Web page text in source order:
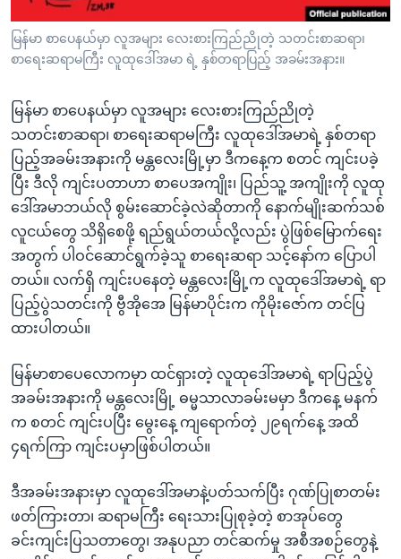
ကြည့်
ရန်
ရန်
နေရာ
ကျော်
ရန်
မြန်မာ စာပေနယ်မှာ လူအများ လေးစားကြည်ညိုတဲ့ သတင်းစာဆရာ၊
စာရေးဆရာမကြီး လူထုဒေါ်အမာ ရဲ့ နှစ်တရာပြည့် အခမ်းအနား။
မြန်မာ စာပေနယ်မှာ လူအများ လေးစားကြည်ညိုတဲ့
သတင်းစာဆရာ၊ စာရေးဆရာမကြီး လူထုဒေါ်အမာရဲ့ နှစ်တရာ
ပြည့်အခမ်းအနားကို မန္တလေးမြို့မှာ ဒီကနေ့က စတင် ကျင်းပခဲ့
ပြီး ဒီလို ကျင်းပတာဟာ စာပေအကျိုး၊ ပြည်သူ့ အကျိုးကို လူထု
ဒေါ်အမာဘယ်လို စွမ်းဆောင်ခဲ့လဲဆိုတာကို နောက်မျိုးဆက်သစ်
လူငယ်တွေ သိရှိစေဖို့ ရည်ရွယ်တယ်လို့လည်း ပွဲဖြစ်မြောက်ရေး
အတွက် ပါဝင်ဆောင်ရွက်ခဲ့သူ စာရေးဆရာ သင့်နော်က ပြောပါ
တယ်။ လက်ရှိ ကျင်းပနေတဲ့ မန္တလေးမြို့က လူထုဒေါ်အမာရဲ့ ရာ
ပြည့်ပွဲသတင်းကို ဗွီအိုအေ မြန်မာပိုင်းက ကိုမိုးဇော်က တင်ပြ
ထားပါတယ်။
မြန်မာစာပေလောကမှာ ထင်ရှားတဲ့ လူထုဒေါ်အမာရဲ့ ရာပြည့်ပွဲ
အခမ်းအနားကို မန္တလေးမြို့ ဓမ္မသာလာခမ်းမမှာ ဒီကနေ့ မနက်
က စတင် ကျင်းပပြီး မွေးနေ့ ကျရောက်တဲ့ ၂၉ရက်နေ့ အထိ
၄ရက်ကြာ ကျင်းပမှာဖြစ်ပါတယ်။
ဒီအခမ်းအနားမှာ လူထုဒေါ်အမာနဲ့ပတ်သက်ပြီး ဂုဏ်ပြုစာတမ်း
ဖတ်ကြားတာ၊ ဆရာမကြီး ရေးသားပြုစုခဲ့တဲ့ စာအုပ်တွေ
ခင်းကျင်းပြသတာတွေ၊ အနုပညာ တင်ဆက်မှု အစီအစဉ်တွေနဲ့